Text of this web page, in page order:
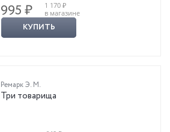
995 ₽
1 170 ₽
в магазине
КУПИТЬ
Ремарк Э. М.
Три товарища